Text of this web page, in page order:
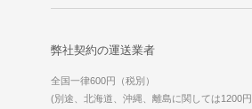
弊社契約の運送業者
全国一律600円（税別）
(別途、北海道、沖縄、離島に関しては1200